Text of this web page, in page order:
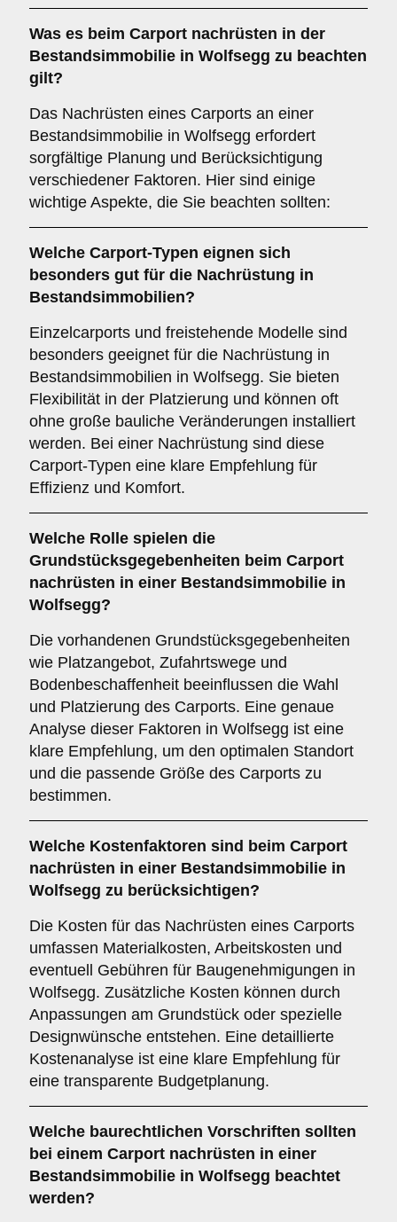
Was es beim Carport nachrüsten in der
Bestandsimmobilie in Wolfsegg zu beachten
gilt?
Das Nachrüsten eines Carports an einer
Bestandsimmobilie in Wolfsegg erfordert
sorgfältige Planung und Berücksichtigung
verschiedener Faktoren. Hier sind einige
wichtige Aspekte, die Sie beachten sollten:
Welche Carport-Typen eignen sich
besonders gut für die Nachrüstung in
Bestandsimmobilien?
Einzelcarports und freistehende Modelle sind
besonders geeignet für die Nachrüstung in
Bestandsimmobilien in Wolfsegg. Sie bieten
Flexibilität in der Platzierung und können oft
ohne große bauliche Veränderungen installiert
werden. Bei einer Nachrüstung sind diese
Carport-Typen eine klare Empfehlung für
Effizienz und Komfort.
Welche Rolle spielen die
Grundstücksgegebenheiten beim Carport
nachrüsten in einer Bestandsimmobilie in
Wolfsegg?
Die vorhandenen Grundstücksgegebenheiten
wie Platzangebot, Zufahrtswege und
Bodenbeschaffenheit beeinflussen die Wahl
und Platzierung des Carports. Eine genaue
Analyse dieser Faktoren in Wolfsegg ist eine
klare Empfehlung, um den optimalen Standort
und die passende Größe des Carports zu
bestimmen.
Welche Kostenfaktoren sind beim Carport
nachrüsten in einer Bestandsimmobilie in
Wolfsegg zu berücksichtigen?
Die Kosten für das Nachrüsten eines Carports
umfassen Materialkosten, Arbeitskosten und
eventuell Gebühren für Baugenehmigungen in
Wolfsegg. Zusätzliche Kosten können durch
Anpassungen am Grundstück oder spezielle
Designwünsche entstehen. Eine detaillierte
Kostenanalyse ist eine klare Empfehlung für
eine transparente Budgetplanung.
Welche baurechtlichen Vorschriften sollten
bei einem Carport nachrüsten in einer
Bestandsimmobilie in Wolfsegg beachtet
werden?